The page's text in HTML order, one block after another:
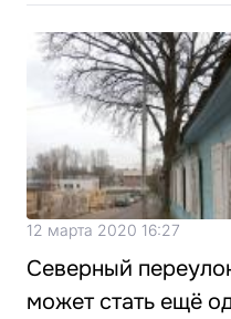
12 марта 2020 16:27
Северный
может стать ещё